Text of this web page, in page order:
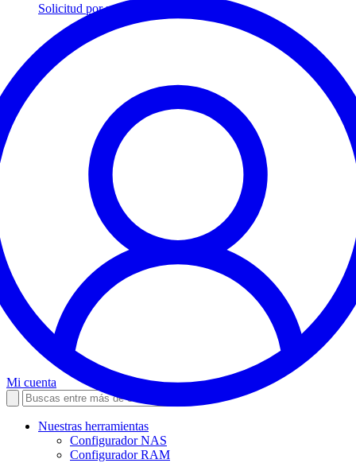
Solicitud por mensaje
Mi cuenta
Nuestras herramientas
Configurador NAS
Configurador RAM